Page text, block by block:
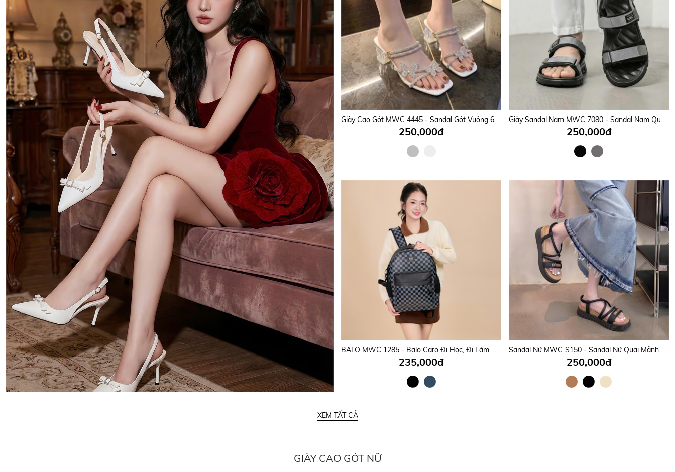
Giày Cao Gót MWC 4445 - Sandal Gót Vuông 6cm, Quai Mảnh Đính Đá Gắn Nơ Bướm Xinh Lung Linh, Nữ Tính, Thời Trang.
250,000đ
Giày Sandal Nam MWC 7080 - Sandal Nam Quai Ngang Phối Dán Cài Thanh Lịch, Êm Nhẹ, Nam Tính, Bền Đẹp.
250,000đ
BALO MWC 1285 - Balo Caro Đi Học, Đi Làm Đậm Chất Streetwear Cá Tính, Chất Ngầu Mỗi Bước Chân.
235,000đ
Sandal Nữ MWC S150 - Sandal Nữ Quai Mảnh Phối Khoá Chữ Kim Loại Sáng Đẹp, Thanh Lịch, Thời Trang.
250,000đ
XEM TẤT CẢ
GIÀY CAO GÓT NỮ